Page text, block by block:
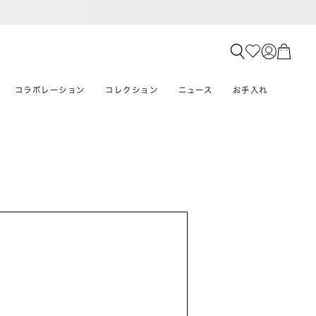
コラボレーション コレクション ニュース お手入れ